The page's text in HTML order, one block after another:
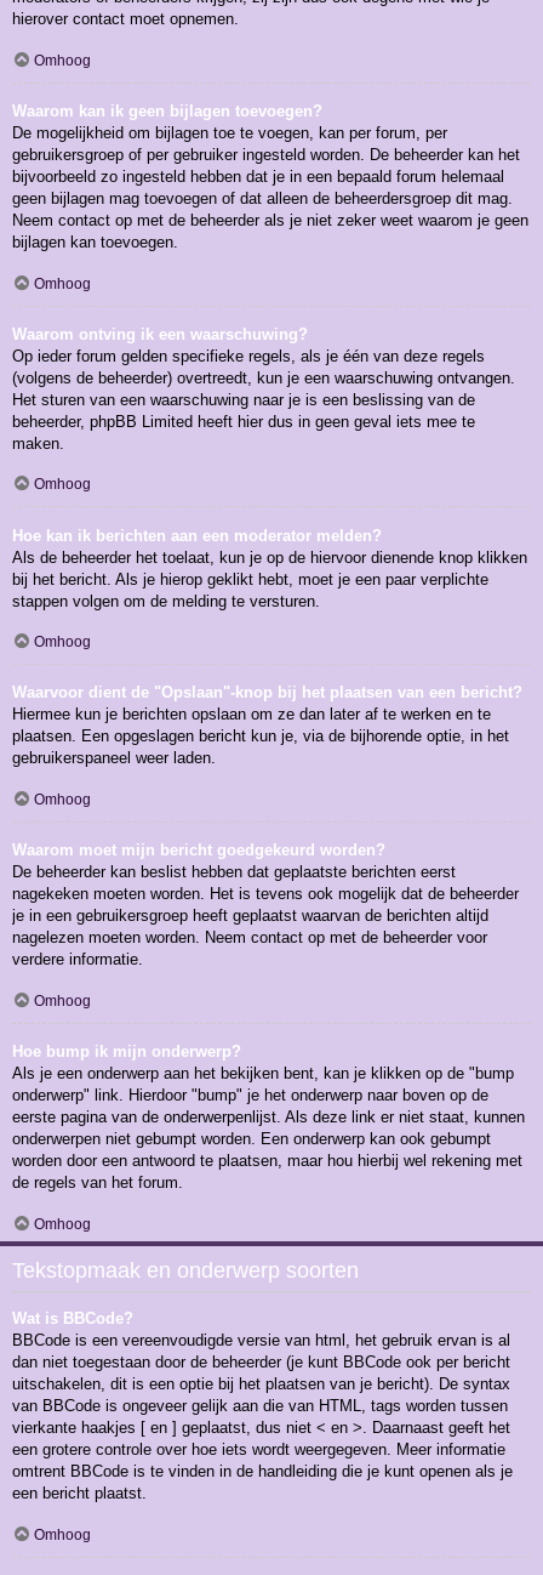
hierover contact moet opnemen.
Omhoog
Waarom kan ik geen bijlagen toevoegen?
De mogelijkheid om bijlagen toe te voegen, kan per forum, per
gebruikersgroep of per gebruiker ingesteld worden. De beheerder kan het
bijvoorbeeld zo ingesteld hebben dat je in een bepaald forum helemaal
geen bijlagen mag toevoegen of dat alleen de beheerdersgroep dit mag.
Neem contact op met de beheerder als je niet zeker weet waarom je geen
bijlagen kan toevoegen.
Omhoog
Waarom ontving ik een waarschuwing?
Op ieder forum gelden specifieke regels, als je één van deze regels
(volgens de beheerder) overtreedt, kun je een waarschuwing ontvangen.
Het sturen van een waarschuwing naar je is een beslissing van de
beheerder, phpBB Limited heeft hier dus in geen geval iets mee te
maken.
Omhoog
Hoe kan ik berichten aan een moderator melden?
Als de beheerder het toelaat, kun je op de hiervoor dienende knop klikken
bij het bericht. Als je hierop geklikt hebt, moet je een paar verplichte
stappen volgen om de melding te versturen.
Omhoog
Waarvoor dient de "Opslaan"-knop bij het plaatsen van een bericht?
Hiermee kun je berichten opslaan om ze dan later af te werken en te
plaatsen. Een opgeslagen bericht kun je, via de bijhorende optie, in het
gebruikerspaneel weer laden.
Omhoog
Waarom moet mijn bericht goedgekeurd worden?
De beheerder kan beslist hebben dat geplaatste berichten eerst
nagekeken moeten worden. Het is tevens ook mogelijk dat de beheerder
je in een gebruikersgroep heeft geplaatst waarvan de berichten altijd
nagelezen moeten worden. Neem contact op met de beheerder voor
verdere informatie.
Omhoog
Hoe bump ik mijn onderwerp?
Als je een onderwerp aan het bekijken bent, kan je klikken op de "bump
onderwerp" link. Hierdoor "bump" je het onderwerp naar boven op de
eerste pagina van de onderwerpenlijst. Als deze link er niet staat, kunnen
onderwerpen niet gebumpt worden. Een onderwerp kan ook gebumpt
worden door een antwoord te plaatsen, maar hou hierbij wel rekening met
de regels van het forum.
Omhoog
Tekstopmaak en onderwerp soorten
Wat is BBCode?
BBCode is een vereenvoudigde versie van html, het gebruik ervan is al
dan niet toegestaan door de beheerder (je kunt BBCode ook per bericht
uitschakelen, dit is een optie bij het plaatsen van je bericht). De syntax
van BBCode is ongeveer gelijk aan die van HTML, tags worden tussen
vierkante haakjes [ en ] geplaatst, dus niet < en >. Daarnaast geeft het
een grotere controle over hoe iets wordt weergegeven. Meer informatie
omtrent BBCode is te vinden in de handleiding die je kunt openen als je
een bericht plaatst.
Omhoog